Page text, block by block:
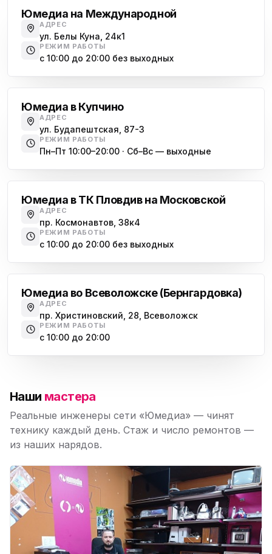
Юмедиа на Международной
АДРЕС
ул. Белы Куна, 24к1
РЕЖИМ РАБОТЫ
с 10:00 до 20:00 без выходных
Юмедиа в Купчино
АДРЕС
ул. Будапештская, 87-3
РЕЖИМ РАБОТЫ
Пн–Пт 10:00–20:00 · Сб–Вс — выходные
Юмедиа в ТК Пловдив на Московской
АДРЕС
пр. Космонавтов, 38к4
РЕЖИМ РАБОТЫ
с 10:00 до 20:00 без выходных
Юмедиа во Всеволожске (Бернгардовка)
АДРЕС
пр. Христиновский, 28, Всеволожск
РЕЖИМ РАБОТЫ
с 10:00 до 20:00
Наши мастера
Реальные инженеры сети «Юмедиа» — чинят
технику каждый день. Стаж и число ремонтов —
из наших нарядов.